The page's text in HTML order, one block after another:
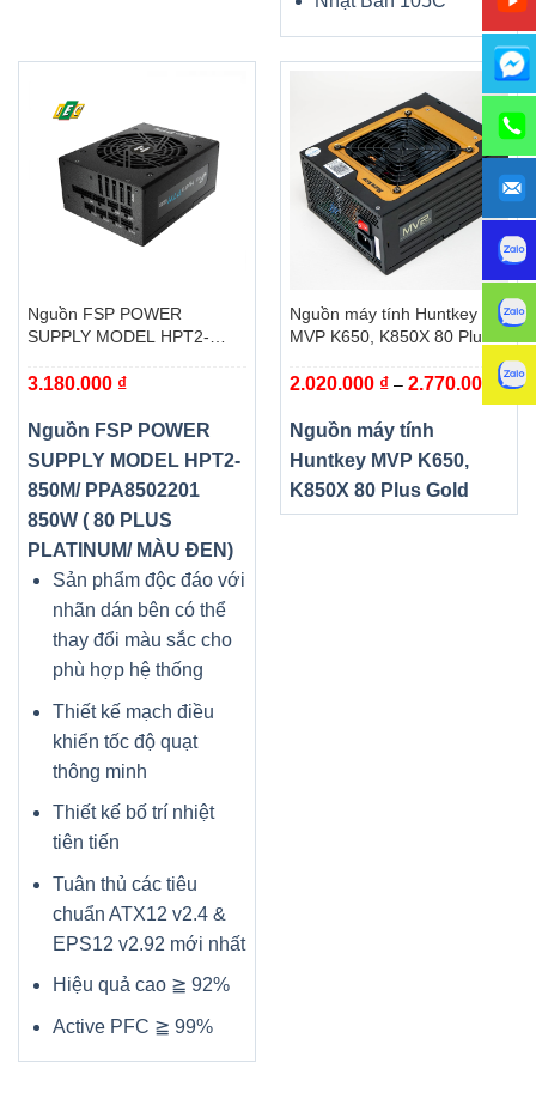
Nguồn FSP POWER
SUPPLY MODEL HPT2-
80 PLUS PLATINUM/ MÀU
3.180.000 ₫
Nguồn FSP POWER
SUPPLY MODEL HPT2-
850M/ PPA8502201
850W ( 80 PLUS
PLATINUM/ MÀU ĐEN)
Sản phẩm độc đáo với
nhãn dán bên có thể
thay đổi màu sắc cho
phù hợp hệ thống
Thiết kế mạch điều
khiển tốc độ quạt
thông minh
Thiết kế bố trí nhiệt
tiên tiến
Tuân thủ các tiêu
chuẩn ATX12 v2.4 &
EPS12 v2.92 mới nhất
Hiệu quả cao ≧ 92%
Active PFC ≧ 99%
Nguồn máy tính Huntkey
MVP K650, K850X 80 Plus
2.020.000 ₫ – 2.770.000 ₫
Nguồn máy tính
Huntkey MVP K650,
K850X 80 Plus Gold